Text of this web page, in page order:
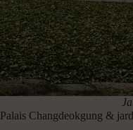
Palais Changdeokgung &